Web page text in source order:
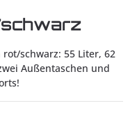
rot/schwarz: 55 Liter, 62
Außentaschen und